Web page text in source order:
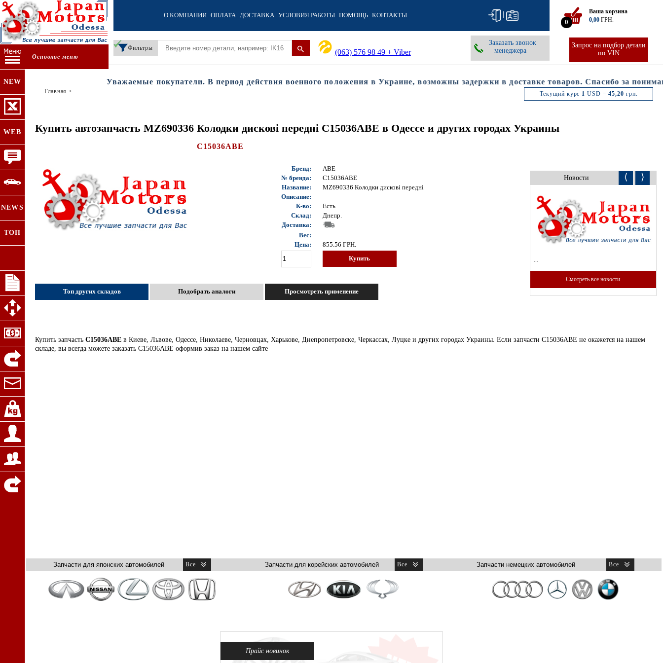
О КОМПАНИИ ОПЛАТА ДОСТАВКА УСЛОВИЯ РАБОТЫ ПОМОЩЬ КОНТАКТЫ |
Фильтры
(063) 576 98 49 + Viber
Запрос на подбор детали
по VIN
Заказать звонок
менеджера
0
Ваша корзина
0,00 ГРН.
Основное меню
NEW
WEB
NEWS
ТОП
Уважаемые покупатели. В период действия военного положения в Украине, возможны задержки в доставке товаров. Спасибо за
Главная > Текущий курс 1 USD =45,20 грн.
Купить автозапчасть MZ690336 Колодки дискові передні C15036ABE в Одессе и других городах Украины
C15036ABE
Бренд:
ABE
№ бренда:
C15036ABE
Название:
MZ690336 Колодки дискові передні
Описание:
К-во:
Есть
Склад:
Днепр.
Доставка:
Вес:
Цена:
855.56 ГРН.
Купить
Топ других складов Подобрать аналоги Просмотреть применение
Новости ⟨ ⟩
Смотреть все новости
Купить запчастьC15036ABE в Киеве, Львове, Одессе, Николаеве, Черновцах, Харькове, Днепропетровске, Черкассах, Луцке и других городах Украины. Если запчасти C15036ABE не окажется на нашем
складе, вы всегда можете заказать C15036ABE оформив заказ на нашем сайте
Прайс новинок